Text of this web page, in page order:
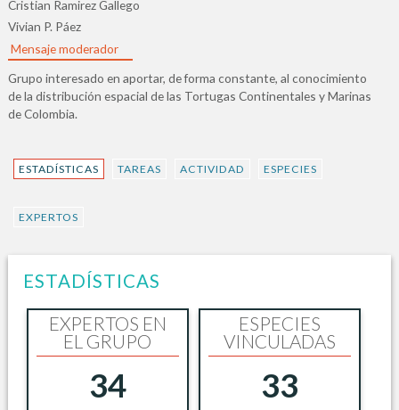
Cristian Ramirez Gallego
Vivian P. Páez
Mensaje moderador
Grupo interesado en aportar, de forma constante, al conocimiento
de la distribución espacial de las Tortugas Continentales y Marinas
de Colombia.
ESTADÍSTICAS TAREAS ACTIVIDAD ESPECIES
EXPERTOS
ESTADÍSTICAS
EXPERTOS EN
EL GRUPO
34
ESPECIES
VINCULADAS
33